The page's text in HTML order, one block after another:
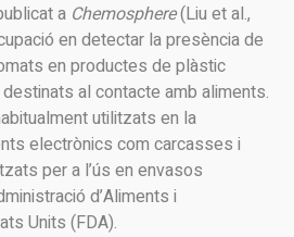
a Chemosphere(Liu et al.,
en detectar la presència de
en productes de plàstic
al contacte amb aliments.
utilitzats en la
electrònics com carcasses i
per a l’ús en envasos
d’Aliments i
Units (FDA).